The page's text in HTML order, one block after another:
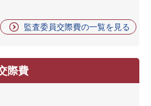
監査委員交際費の一覧を見る
際費